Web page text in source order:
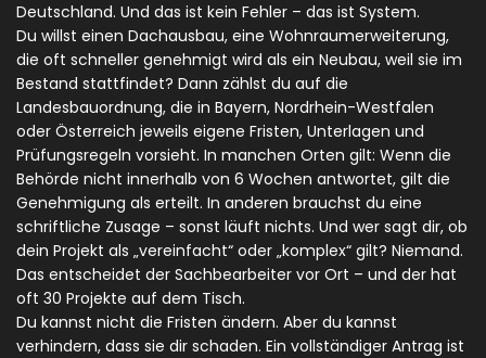
Deutschland. Und das ist kein Fehler – das ist System.
Du willst einen Dachausbau, eine Wohnraumerweiterung,
die oft schneller genehmigt wird als ein Neubau, weil sie im
Bestand stattfindet? Dann zählst du auf die
Landesbauordnung, die in Bayern, Nordrhein-Westfalen
oder Österreich jeweils eigene Fristen, Unterlagen und
Prüfungsregeln vorsieht. In manchen Orten gilt: Wenn die
Behörde nicht innerhalb von 6 Wochen antwortet, gilt die
Genehmigung als erteilt. In anderen brauchst du eine
schriftliche Zusage – sonst läuft nichts. Und wer sagt dir, ob
dein Projekt als „vereinfacht“ oder „komplex“ gilt? Niemand.
Das entscheidet der Sachbearbeiter vor Ort – und der hat
oft 30 Projekte auf dem Tisch.
Du kannst nicht die Fristen ändern. Aber du kannst
verhindern, dass sie dir schaden. Ein vollständiger Antrag ist